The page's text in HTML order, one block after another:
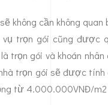
không cần không
trọn gói cũng được
trọn gói và khoán
trọn gói sẽ được
từ 4.000.000VNĐ/